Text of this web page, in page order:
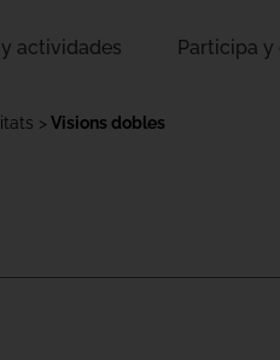
actividades Participa y
Visions dobles